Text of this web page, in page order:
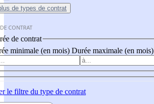
de types de contrat
CONTRAT
de contrat
minimale (en mois) Durée maximale (en mois)
le filtre du type de contrat